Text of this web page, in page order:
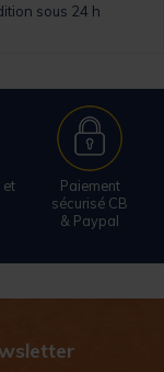
sous 24 h
et
Paiement
sécurisé CB
& Paypal